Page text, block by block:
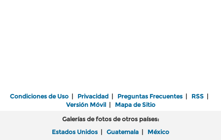
Condiciones de Uso | Privacidad | Preguntas Frecuentes | RSS |
Versión Móvil| Mapa de Sitio
Galerías de fotos de otros países:
Estados Unidos | Guatemala | México